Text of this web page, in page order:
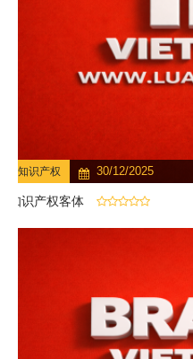
知识产权 30/12/2025
知识产权客体